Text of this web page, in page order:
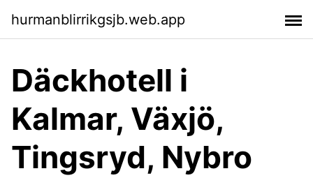
hurmanblirrikgsjb.web.app
Däckhotell i
Kalmar, Växjö,
Tingsryd, Nybro